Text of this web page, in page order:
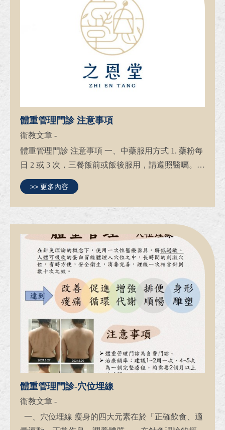
體重管理門診 注意事項
衛教文章 -
體重管理門診 注意事項 一、中藥服用方式 1. 藥粉每
日 2 或 3 次，三餐飯前或飯後服用，請遵照醫囑。 2.
膠囊每日 2 次，午餐及晚餐飯前半小時服用，可發揮
最佳效果，服藥後需進食。 3. 兩餐服藥間隔至少 2
小時以上。 4....
>> 更多內容
體重管理門診-穴位埋線
衛教文章 -